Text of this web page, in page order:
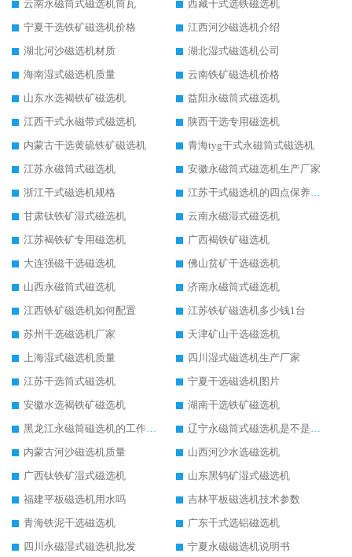
云南永磁筒式磁选机筒瓦
西藏干式选铁磁选机
宁夏干选铁矿磁选机价格
江西河沙磁选机介绍
湖北河沙磁选机材质
湖北湿式磁选机公司
海南湿式磁选机质量
云南铁矿磁选机价格
山东水选褐铁矿磁选机
益阳永磁筒式磁选机
江西干式永磁带式磁选机
陕西干选专用磁选机
内蒙古干选黄硫铁矿磁选机
青海tyg干式永磁筒式磁选机
江苏永磁筒式磁选机
安徽永磁筒式磁选机生产厂家
浙江干式磁选机规格
江苏干式磁选机的四点保养秘籍
甘肃钛铁矿湿式磁选机
云南永磁湿式磁选机
江苏褐铁矿专用磁选机
广西褐铁矿磁选机
大连强磁干选磁选机
佛山贫矿干选磁选机
山西永磁筒式磁选机
济南永磁筒式磁选机
江西铁矿磁选机如何配置
江苏铁矿磁选机多少钱1台
苏州干选磁选机厂家
天津矿山干选磁选机
上海湿式磁选机质量
四川湿式磁选机生产厂家
江苏干选筒式磁选机
宁夏干选磁选机图片
安徽水选褐铁矿磁选机
湖南干选铁矿磁选机
黑龙江永磁筒磁选机的工作原理
辽宁永磁筒式磁选机是不是强磁
内蒙古河沙磁选机质量
山西河沙水选磁选机
广西钛铁矿湿式磁选机
山东黑钨矿湿式磁选机
福建平板磁选机用水吗
吉林平板磁选机技术参数
青海铁泥干选磁选机
广东干式选铝磁选机
四川永磁湿式磁选机批发
宁夏永磁磁选机说明书